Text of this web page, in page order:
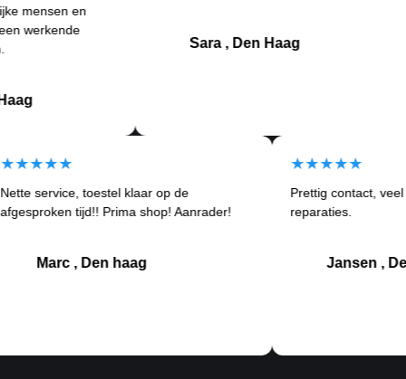
en
Sara , Den Haag
★★★★★
Nette service, toestel klaar op de
afgesproken tijd!! Prima shop! Aanrader!
Marc , Den haag
Prettig
reparaties.